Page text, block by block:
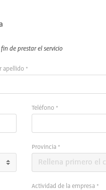
de prestar el servicio
apellido *
Teléfono *
Provincia *
Actividad de la empresa *